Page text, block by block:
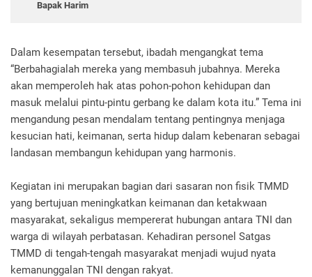
Bapak Harim
Dalam kesempatan tersebut, ibadah mengangkat tema
“Berbahagialah mereka yang membasuh jubahnya. Mereka
akan memperoleh hak atas pohon-pohon kehidupan dan
masuk melalui pintu-pintu gerbang ke dalam kota itu.” Tema ini
mengandung pesan mendalam tentang pentingnya menjaga
kesucian hati, keimanan, serta hidup dalam kebenaran sebagai
landasan membangun kehidupan yang harmonis.
Kegiatan ini merupakan bagian dari sasaran non fisik TMMD
yang bertujuan meningkatkan keimanan dan ketakwaan
masyarakat, sekaligus mempererat hubungan antara TNI dan
warga di wilayah perbatasan. Kehadiran personel Satgas
TMMD di tengah-tengah masyarakat menjadi wujud nyata
kemanunggalan TNI dengan rakyat.